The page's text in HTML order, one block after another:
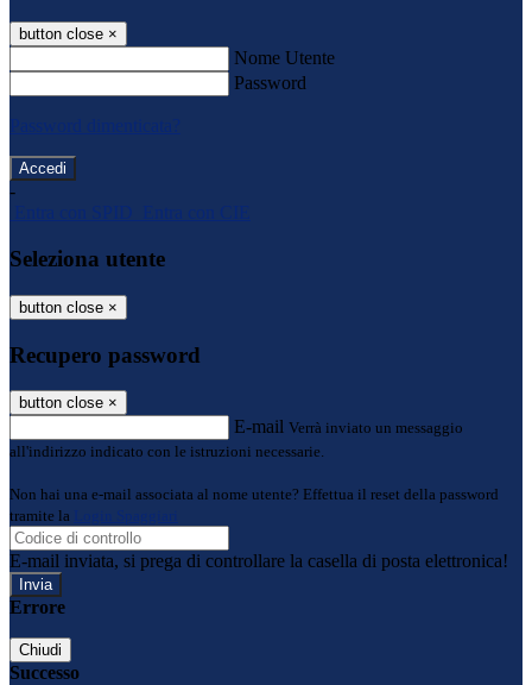
button close ×
Nome Utente
Password
Password dimenticata?
-
Entra con SPID
Entra con CIE
Seleziona utente
button close ×
Recupero password
button close ×
E-mail Verrà inviato un messaggio
all'indirizzo indicato con le istruzioni necessarie.
Non hai una e-mail associata al nome utente? Effettua il reset della password
tramite la
Login Spaggiari
E-mail inviata, si prega di controllare la casella di posta elettronica!
Errore
Chiudi
Successo